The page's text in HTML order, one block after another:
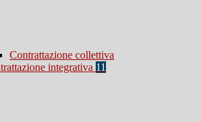
Contrattazione collettiva
integrativa 11